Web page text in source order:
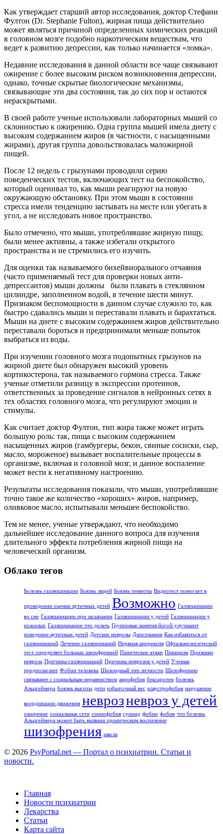
Как утверждает старший автор исследования, доктор Стефани
Фултон (Dr. Stephanie Fulton), жирная пища действительно
может являться причиной определенных химических реакций
в головном мозге подобно наркотическим веществам, что
ведет к развитию депрессии, как только начинается «ломка».
Недавние исследования в данной области все чаще связывают
ожирение с более высоким риском возникновения депрессии,
однако, точные скрытые биологические механизмы,
связывающие эти два состояния, так до сих пор и остаются
нераскрытыми.
В своей работе ученые использовали лабораторных мышей со
склонностью к ожирению. Одна группа мышей имела диету с
высоким содержанием жиров (в частности, с насыщенными
жирами), другая группа довольствовалась маложирной
пищей.
После 12 недель с грызунами проводили серию
поведенческих тестов, включающих тест на беспокойство,
который оценивал то, как мыши реагируют на новую
окружающую обстановку. При этом мыши в состоянии
стресса имели тенденцию застывать на месте или убегать в
угол, а не исследовать новое пространство.
Было отмечено, что мыши, употреблявшие жирную пищу,
были менее активны, а также избегали открытого
пространства и не стремились его изучить.
Для оценки так называемого бихейвиорального отчаяния
(часто применяемый тест для проверки новых анти-
депрессантов) мыши должны были плавать в стеклянном
цилиндре, заполненном водой, в течение шести минут.
Признаком беспомощности в данном случае служило то, как
быстро сдавались мыши и переставали плавать и барахтаться.
Мыши на диете с высоким содержанием жиров действительно
переставали бороться и предпринимали меньше попыток
выбраться из воды.
При изучении головного мозга подопытных грызунов на
жирной диете был обнаружен высокий уровень
кортикостерона, так называемого гормона стресса. Также
ученые отметили разницу в экспрессии протеинов,
ответственных за проведение сигналов в нейронных сетях в
тех областях головного мозга, что регулируют эмоции и
стимулы.
Как считает доктор Фултон, тип жира также может играть
большую роль: так, пища с высоким содержанием
насыщенных жиров (гамбургеры, бекон, свиные сосиски, сыр,
масло, мороженое) вызывает воспалительные процессы в
организме, включая и головной мозг, и данное воспаление
может вести к негативному настроению.
Результаты исследования показали, что мыши, употреблявшие
точно такое же количество «хороших» жиров, например,
оливковое масло, испытывали меньшее беспокойство.
Тем не менее, ученые утверждают, что необходимо
дальнейшее исследование данного вопроса для изучения
длительного эффекта потребления жирной пищи на
человеческий организм.
Облако тегов
Болезнь галлюцинации Боязнь людей Боязнь темноты Видеотест помогает в
проведении оценки аутичных детей Возможно Галлюцинации
во сне Галлюцинации при засыпании Галлюцинации у детей Галлюцинации у
пожилых Галлюцинации что делать Групповые занятия йогой улучшают
поведение аутичных детей Детские неврозы Дипсомания Как избавиться от
галлюцинаций Лечение галлюцинаций Нервная анорексия Офтальмологический
тест определяет больных шизофренией Панические атаки Пикацизм Признаки
невроза Причины галлюцинаций Причины неврозов у детей Ученые
предполагают Фобии человека Шизоидный тип личности Шизофрению
связывают с социальным неравенством акрофобия бексаротен болезнь
Альцгеймера боязнь высоты дети избыточный вес клаустрофобия нарушение
координации движения неврозневроз у детей
ожирение социальные сети социофобия суицид фобии фобия что болезнь
Альцгеймера может быть вызвана хроническим воспаление
шизофрения школа
© 2026 PsyPortal.net — Портал о психиатрии. Статьи и
новости.
Главная
Новости психиатрии
Лекарства
Статьи
Карта сайта